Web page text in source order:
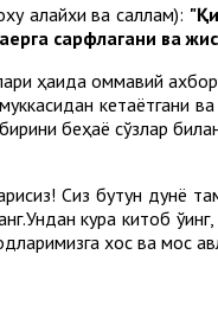
алайхи ва саллам):
сарфлагани ва
ҳақида оммавий
кетаётгани
беҳаё сўзлар
Сиз бутун дунё
кура китоб
хос ва мос